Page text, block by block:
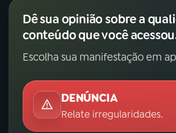
Dê sua opinião sobre a
conteúdo que você
Escolha sua manifestação em
DENÚNCIA
Relate irregularidades.